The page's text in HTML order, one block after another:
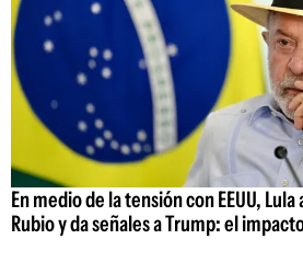
En medio de la tensión con EEUU,
Rubio y da señales a Trump: el